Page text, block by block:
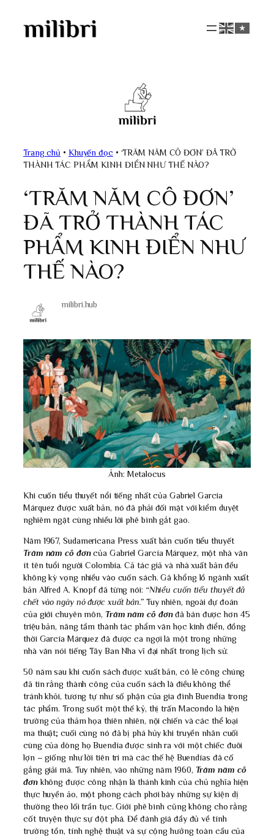
content
Trang chủ • Khuyến đọc • ‘TRĂM NĂM CÔ ĐƠN’ ĐÃ TRỞ
THÀNH TÁC PHẨM KINH ĐIỂN NHƯ THẾ NÀO?
‘TRĂM NĂM CÔ ĐƠN’
ĐÃ TRỞ THÀNH TÁC
PHẨM KINH ĐIỂN NHƯ
THẾ NÀO?
milibri.hub
Ảnh: Metalocus
Khi cuốn tiểu thuyết nổi tiếng nhất của Gabriel Garcia
Márquez được xuất bản, nó đã phải đối mặt với kiểm duyệt
nghiêm ngặt cùng nhiều lời phê bình gắt gao.
Năm 1967, Sudamericana Press xuất bản cuốn tiểu thuyết
Trăm năm cô đơncủa Gabriel García Márquez, một nhà văn
ít tên tuổi người Colombia. Cả tác giả và nhà xuất bản đều
không kỳ vọng nhiều vào cuốn sách. Gã khổng lồ ngành xuất
bản Alfred A. Knopf đã từng nói: “Nhiều cuốn tiểu thuyết đã
chết vào ngày nó được xuất bản.”Tuy nhiên, ngoài dự đoán
của giới chuyên môn, Trăm năm cô đơnđã bán được hơn 45
triệu bản, nâng tầm thành tác phẩm văn học kinh điển, đồng
thời García Márquez đã được ca ngợi là một trong những
nhà văn nói tiếng Tây Ban Nha vĩ đại nhất trong lịch sử.
50 năm sau khi cuốn sách được xuất bản, có lẽ công chúng
đã tin rằng thành công của cuốn sách là điều không thể
tránh khỏi, tương tự như số phận của gia đình Buendía trong
tác phẩm. Trong suốt một thế kỷ, thị trấn Macondo là hiện
trường của thảm họa thiên nhiên, nội chiến và các thể loại
ma thuật; cuối cùng nó đã bị phá hủy khi truyền nhân cuối
cùng của dòng họ Buendía được sinh ra với một chiếc đuôi
lợn – giống như lời tiên tri mà các thế hệ Buendías đã cố
gắng giải mã. Tuy nhiên, vào những năm 1960, Trăm năm cô
đơnkhông được công nhận là thánh kinh của chủ nghĩa hiện
thực huyền ảo, một phong cách phơi bày những sự kiện dị
thường theo lối trần tục. Giới phê bình cũng không cho rằng
cốt truyện thực sự đột phá. Để đánh giá đầy đủ về tính
trường tồn, tính nghệ thuật và sự cộng hưởng toàn cầu của